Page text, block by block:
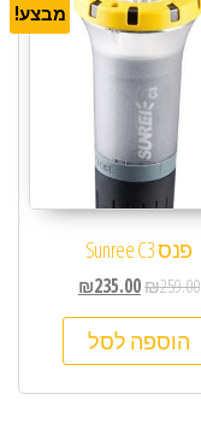
מבצע!
פנס Sunree C3
₪259.00
₪235.00
הוספה לסל